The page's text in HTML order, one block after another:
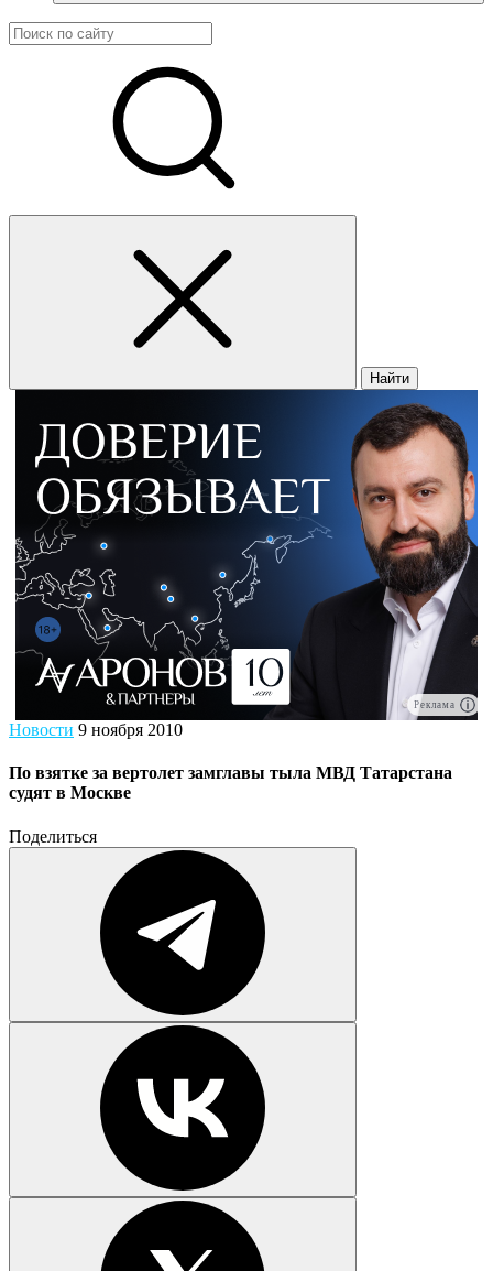
Найти
Реклама
Новости 9 ноября 2010
По взятке за вертолет замглавы тыла МВД Татарстана
судят в Москве
Поделиться